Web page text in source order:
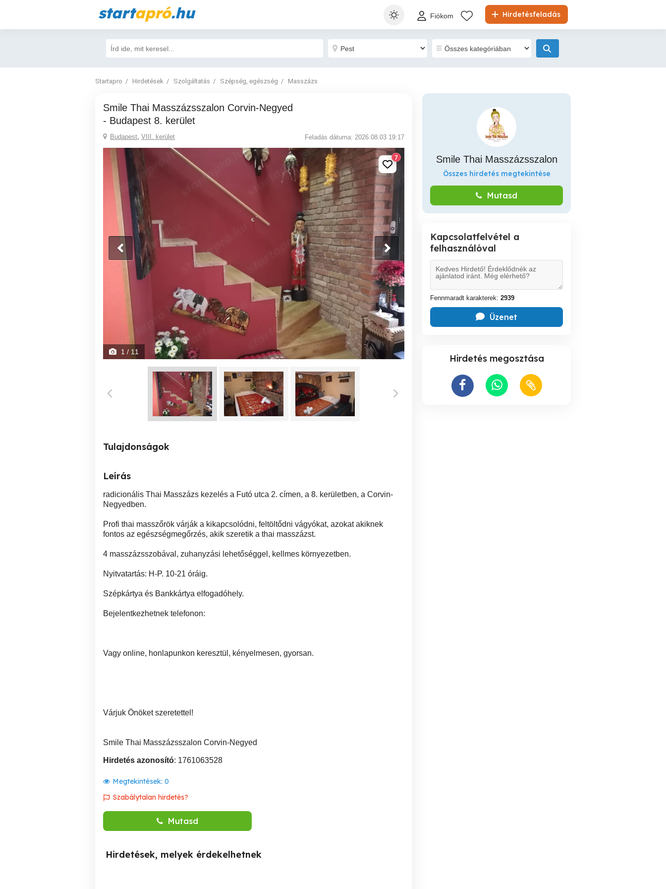
startapró.hu Hirdetésfeladás
Fiókom
Startapro Hirdetések Szolgáltatás Szépség, egészség Masszázs
Smile Thai Masszázsszalon Corvin-Negyed
- Budapest 8. kerület
Budapest, VIII. kerület Feladás dátuma: 2026.08.03 19:17
7
1 / 11
Tulajdonságok
Leírás
radicionális Thai Masszázs kezelés a Futó utca 2. címen, a 8. kerületben, a Corvin-
Negyedben.
Profi thai masszőrök várják a kikapcsolódni, feltöltődni vágyókat, azokat akiknek
fontos az egészségmegőrzés, akik szeretik a thai masszázst.
4 masszázsszobával, zuhanyzási lehetőséggel, kellmes környezetben.
Nyitvatartás: H-P. 10-21 óráig.
Szépkártya és Bankkártya elfogadóhely.
Bejelentkezhetnek telefonon:
Vagy online, honlapunkon keresztül, kényelmesen, gyorsan.
Várjuk Önöket szeretettel!
Smile Thai Masszázsszalon Corvin-Negyed
Hirdetés azonosító: 1761063528
Megtekintések: 0
Szabálytalan hirdetés?
Mutasd
Hirdetések, melyek érdekelhetnek
Smile Thai Masszázsszalon
Összes hirdetés megtekintése
Mutasd
Kapcsolatfelvétel a
felhasználóval
Fennmaradt karakterek: 2939
Üzenet
Hirdetés megosztása